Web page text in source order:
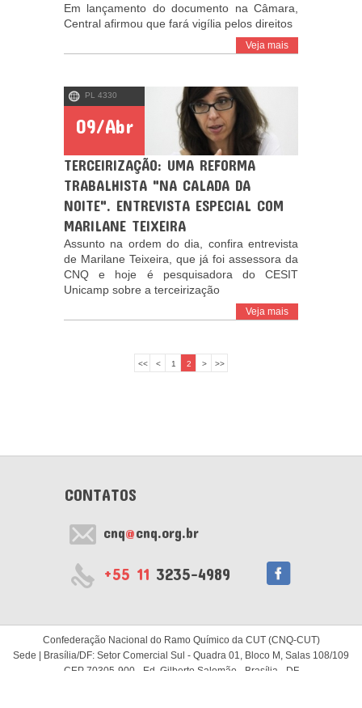
Em lançamento do documento na Câmara,
Central afirmou que fará vigília pelos direitos
Veja mais
PL 4330
09/Abr
TERCEIRIZAÇÃO: UMA REFORMA
TRABALHISTA "NA CALADA DA
NOITE". ENTREVISTA ESPECIAL COM
MARILANE TEIXEIRA
Assunto na ordem do dia, confira entrevista
de Marilane Teixeira, que já foi assessora da
CNQ e hoje é pesquisadora do CESIT
Unicamp sobre a terceirização
Veja mais
<< < 1 2 > >>
CONTATOS
cnq@cnq.org.br
+55 11 3235-4989
Confederação Nacional do Ramo Químico da CUT (CNQ-CUT)
Sede | Brasília/DF: Setor Comercial Sul - Quadra 01, Bloco M, Salas 108/109
CEP 70305-900 - Ed. Gilberto Salomão - Brasília - DF